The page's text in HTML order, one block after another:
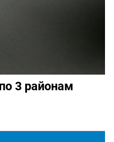
3 районам